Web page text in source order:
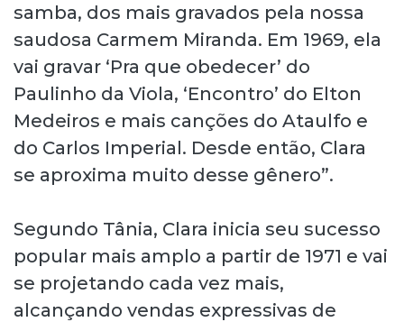
samba, dos mais gravados pela nossa
saudosa Carmem Miranda. Em 1969, ela
vai gravar ‘Pra que obedecer’ do
Paulinho da Viola, ‘Encontro’ do Elton
Medeiros e mais canções do Ataulfo e
do Carlos Imperial. Desde então, Clara
se aproxima muito desse gênero”.
Segundo Tânia, Clara inicia seu sucesso
popular mais amplo a partir de 1971 e vai
se projetando cada vez mais,
alcançando vendas expressivas de